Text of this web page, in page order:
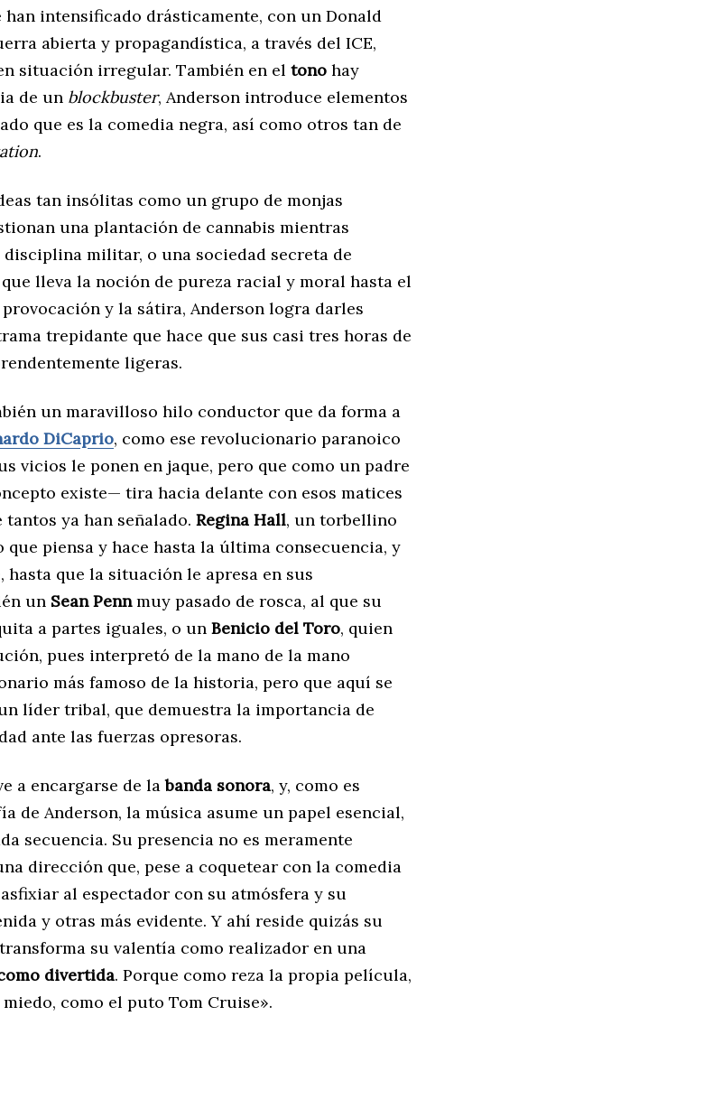
han intensificado drásticamente, con un Donald
abierta y propagandística, a través del ICE,
situación irregular. También en el tono hay
de un blockbuster, Anderson introduce elementos
que es la comedia negra, así como otros tan de
.
tan insólitas como un grupo de monjas
una plantación de cannabis mientras
militar, o una sociedad secreta de
lleva la noción de pureza racial y moral hasta el
y la sátira, Anderson logra darles
trepidante que hace que sus casi tres horas de
ligeras.
un maravilloso hilo conductor que da forma a
DiCaprio, como ese revolucionario paranoico
vicios le ponen en jaque, pero que como un padre
existe— tira hacia delante con esos matices
ya han señalado. Regina Hall, un torbellino
que piensa y hace hasta la última consecuencia, y
hasta que la situación le apresa en sus
un Sean Pennmuy pasado de rosca, al que su
a partes iguales, o un Benicio del Toro, quien
pues interpretó de la mano de la mano
más famoso de la historia, pero que aquí se
líder tribal, que demuestra la importancia de
ante las fuerzas opresoras.
a encargarse de labanda sonora, y, como es
de Anderson, la música asume un papel esencial,
secuencia. Su presencia no es meramente
dirección que, pese a coquetear con la comedia
al espectador con su atmósfera y su
y otras más evidente. Y ahí reside quizás su
su valentía como realizador en una
divertida. Porque como reza la propia película,
como el puto Tom Cruise».